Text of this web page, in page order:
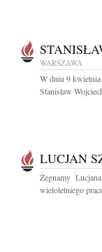
WARSZAWA
W dniu 9
Stanisław
LUCJAN
Żegnamy
wieloletniego